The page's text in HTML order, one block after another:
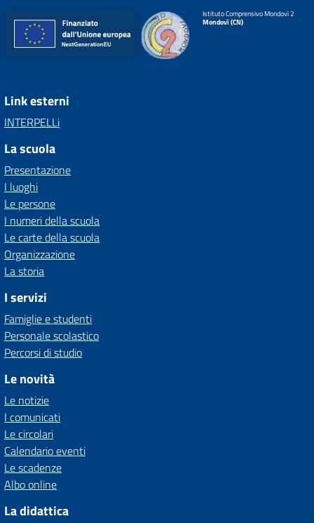
Istituto Comprensivo Mondovì 2
Mondovì (CN)
Link esterni
INTERPELLi
La scuola
Presentazione
I luoghi
Le persone
I numeri della scuola
Le carte della scuola
Organizzazione
La storia
I servizi
Famiglie e studenti
Personale scolastico
Percorsi di studio
Le novità
Le notizie
I comunicati
Le circolari
Calendario eventi
Le scadenze
Albo online
La didattica